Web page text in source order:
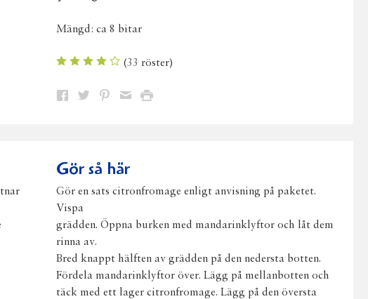
Mängd:ca 8 bitar
(33 röster)
Dela Dela Dela DelaSkriv
Gör så här
Gör en sats citronfromage enligt anvisning på paketet.
Vispa
grädden. Öppna burken med mandarinklyftor och låt dem
rinna av.
Bred knappt hälften av grädden på den nedersta botten.
Fördela mandarinklyftor över. Lägg på mellanbotten och
täck med ett lager citronfromage. Lägg på den översta